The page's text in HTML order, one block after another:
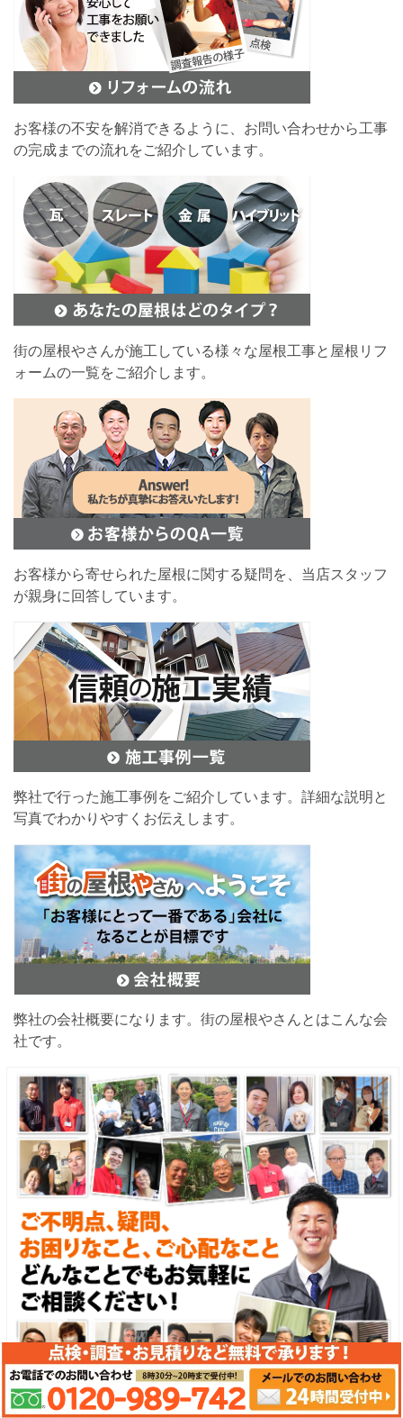
お客様の不安を解消できるように、お問い合わせから工事
の完成までの流れをご紹介しています。
街の屋根やさんが施工している様々な屋根工事と屋根リフ
ォームの一覧をご紹介します。
お客様から寄せられた屋根に関する疑問を、当店スタッフ
が親身に回答しています。
弊社で行った施工事例をご紹介しています。詳細な説明と
写真でわかりやすくお伝えします。
弊社の会社概要になります。街の屋根やさんとはこんな会
社です。